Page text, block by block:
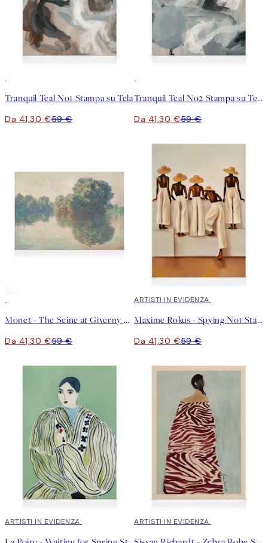
Tranquil Teal No1 Stampa su Tela
Da 41,30 €59 €
Tranquil Teal No2 Stampa su Tela
Da 41,30 €59 €
Monet - The Seine at Giverny Stampa su Tela
Da 41,30 €59 €
30%*
ARTISTI IN EVIDENZA
Maxime Rokus - Spying No1 Stampa su Tela
Da 41,30 €59 €
30%*
ARTISTI IN EVIDENZA 30%*
ARTISTI IN EVIDENZA